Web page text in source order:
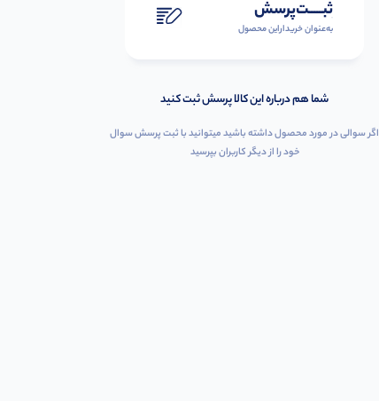
ثبـــــت‌پرسش
به‌عنوان ‌خریدار‌این‌ محصول
شما هم درباره این کالا پرسش ثبت کنید
اگر سوالی در مورد محصول داشته باشید میتوانید با ثبت پرسش سوال
خود را از دیگر کاربران بپرسید